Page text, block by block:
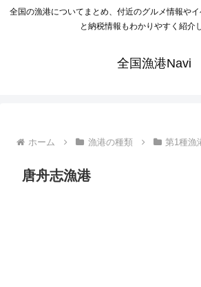
全国の漁港についてまとめ、付近のグルメ情報や
と納税情報もわかりやすく紹介
全国漁港Navi
ホーム 漁港の種類 第1種漁
唐舟志漁港